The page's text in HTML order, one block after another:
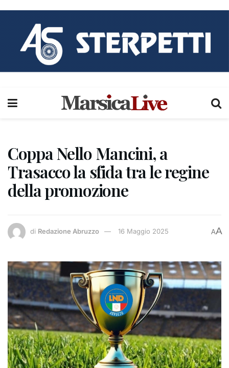
Coppa Nello Mancini, a
Trasacco la sfida tra le regine
della promozione
di Redazione Abruzzo 16 Maggio 2025 AA